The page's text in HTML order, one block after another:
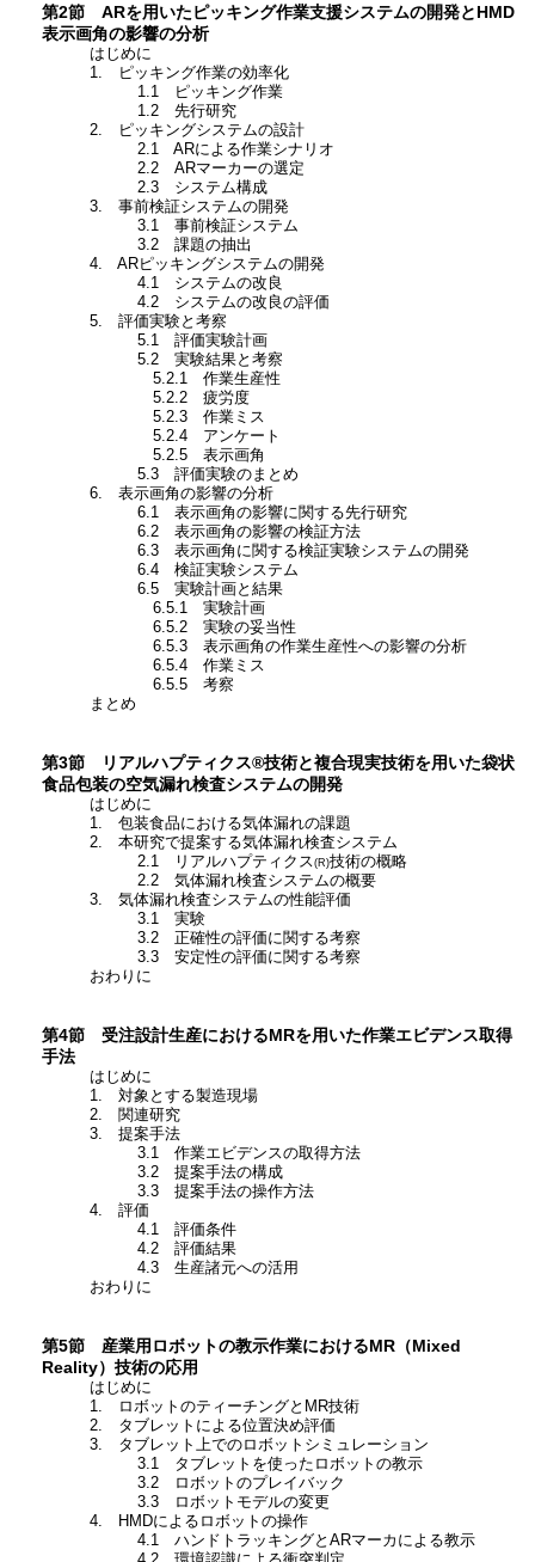
第2節 ARを用いたピッキング作業支援システムの開発とHMD
表示画角の影響の分析
はじめに
1. ピッキング作業の効率化
1.1 ピッキング作業
1.2 先行研究
2. ピッキングシステムの設計
2.1 ARによる作業シナリオ
2.2 ARマーカーの選定
2.3 システム構成
3. 事前検証システムの開発
3.1 事前検証システム
3.2 課題の抽出
4. ARピッキングシステムの開発
4.1 システムの改良
4.2 システムの改良の評価
5. 評価実験と考察
5.1 評価実験計画
5.2 実験結果と考察
5.2.1 作業生産性
5.2.2 疲労度
5.2.3 作業ミス
5.2.4 アンケート
5.2.5 表示画角
5.3 評価実験のまとめ
6. 表示画角の影響の分析
6.1 表示画角の影響に関する先行研究
6.2 表示画角の影響の検証方法
6.3 表示画角に関する検証実験システムの開発
6.4 検証実験システム
6.5 実験計画と結果
6.5.1 実験計画
6.5.2 実験の妥当性
6.5.3 表示画角の作業生産性への影響の分析
6.5.4 作業ミス
6.5.5 考察
まとめ
第3節 リアルハプティクス®技術と複合現実技術を用いた袋状
食品包装の空気漏れ検査システムの開発
はじめに
1. 包装食品における気体漏れの課題
2. 本研究で提案する気体漏れ検査システム
2.1 リアルハプティクス(R)技術の概略
2.2 気体漏れ検査システムの概要
3. 気体漏れ検査システムの性能評価
3.1 実験
3.2 正確性の評価に関する考察
3.3 安定性の評価に関する考察
おわりに
第4節 受注設計生産におけるMRを用いた作業エビデンス取得
手法
はじめに
1. 対象とする製造現場
2. 関連研究
3. 提案手法
3.1 作業エビデンスの取得方法
3.2 提案手法の構成
3.3 提案手法の操作方法
4. 評価
4.1 評価条件
4.2 評価結果
4.3 生産諸元への活用
おわりに
第5節 産業用ロボットの教示作業におけるMR（Mixed
Reality）技術の応用
はじめに
1. ロボットのティーチングとMR技術
2. タブレットによる位置決め評価
3. タブレット上でのロボットシミュレーション
3.1 タブレットを使ったロボットの教示
3.2 ロボットのプレイバック
3.3 ロボットモデルの変更
4. HMDによるロボットの操作
4.1 ハンドトラッキングとARマーカによる教示